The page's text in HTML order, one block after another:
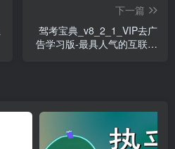
下一篇
驾考宝典_v8_2_1_VIP去广
告学习版-最具人气的互联网